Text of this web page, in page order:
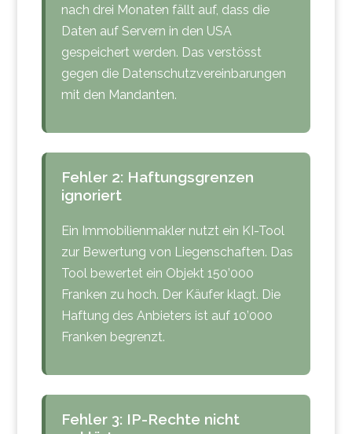
nach drei Monaten fällt auf, dass die
Daten auf Servern in den USA
gespeichert werden. Das verstösst
gegen die Datenschutzvereinbarungen
mit den Mandanten.
Fehler 2: Haftungsgrenzen
ignoriert
Ein Immobilienmakler nutzt ein KI-Tool
zur Bewertung von Liegenschaften. Das
Tool bewertet ein Objekt 150’000
Franken zu hoch. Der Käufer klagt. Die
Haftung des Anbieters ist auf 10’000
Franken begrenzt.
Fehler 3: IP-Rechte nicht